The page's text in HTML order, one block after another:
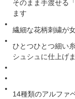
そのまま手渡せる
ます
繊細な花柄刺繍が
ひとつひとつ細い
シュシュに仕上げ
14種類のアルファ